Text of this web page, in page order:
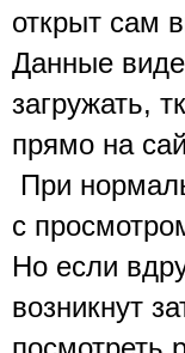
открыт сам
Данные
загружать,
прямо на
При
с
Но если
возникнут